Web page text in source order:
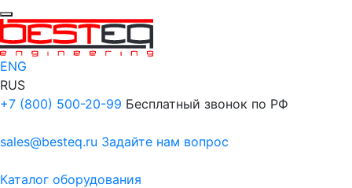
ENG
RUS
+7 (800) 500-20-99 Бесплатный звонок по РФ
sales@besteq.ru Задайте нам вопрос
Каталог оборудования